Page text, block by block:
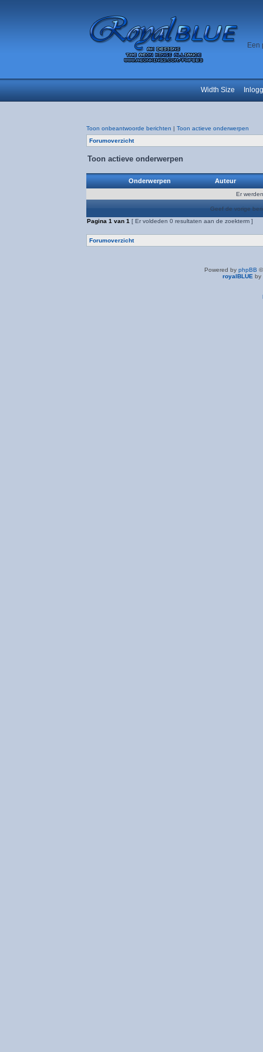
Een
Width Size
Toon onbeantwoorde berichten | Toon actieve onderwerpen
Forumoverzicht
Toon actieve onderwerpen
Onderwerpen Auteur
Er
Geef de vorige
Pagina 1 van 1 [ Er voldeden 0 resultaten aan de zoekterm ]
Forumoverzicht
Powered by phpBB
royalBLUE by